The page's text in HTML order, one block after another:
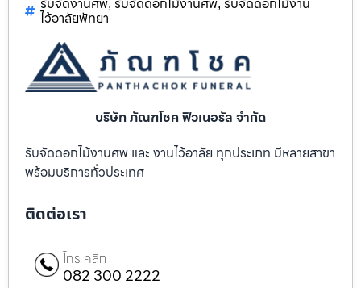
, ,
ไว้อาลัยพัทยา
บริษัท ภัณฑโชค ฟิวเนอรัล จำกัด
รับจัดดอกไม้งานศพ และ งานไว้อาลัย ทุกประเภท มีหลายสาขา
พร้อมบริการทั่วประเทศ
ติดต่อเรา
โทร คลิก
082 300 2222